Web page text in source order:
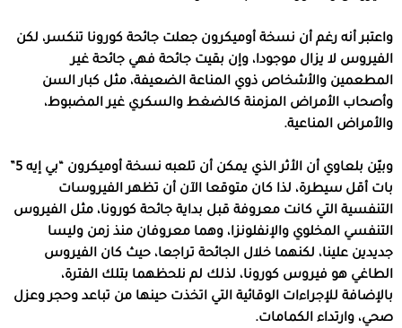
واعتبر أنه رغم أن نسخة أوميكرون جعلت جائحة كورونا تنكسر، لكن
الفيروس لا يزال موجودا، وإن بقيت جائحة فهي جائحة غير
المطعمين والأشخاص ذوي المناعة الضعيفة، مثل كبار السن
وأصحاب الأمراض المزمنة كالضغط والسكري غير المضبوط،
والأمراض المناعية.
وبيّن بلعاوي أن الأثر الذي يمكن أن تلعبه نسخة أوميكرون “بي إيه 5”
بات أقل سيطرة، لذا كان متوقعا الآن أن تظهر الفيروسات
التنفسية التي كانت معروفة قبل بداية جائحة كورونا، مثل الفيروس
التنفسي المخلوي والإنفلونزا، وهما معروفان منذ زمن وليسا
جديدين علينا، لكنهما خلال الجائحة تراجعا، حيث كان الفيروس
الطاغي هو فيروس كورونا، لذلك لم نلحظهما بتلك الفترة،
بالإضافة للإجراءات الوقائية التي اتخذت حينها من تباعد وحجر وعزل
صحي، وارتداء الكمامات.